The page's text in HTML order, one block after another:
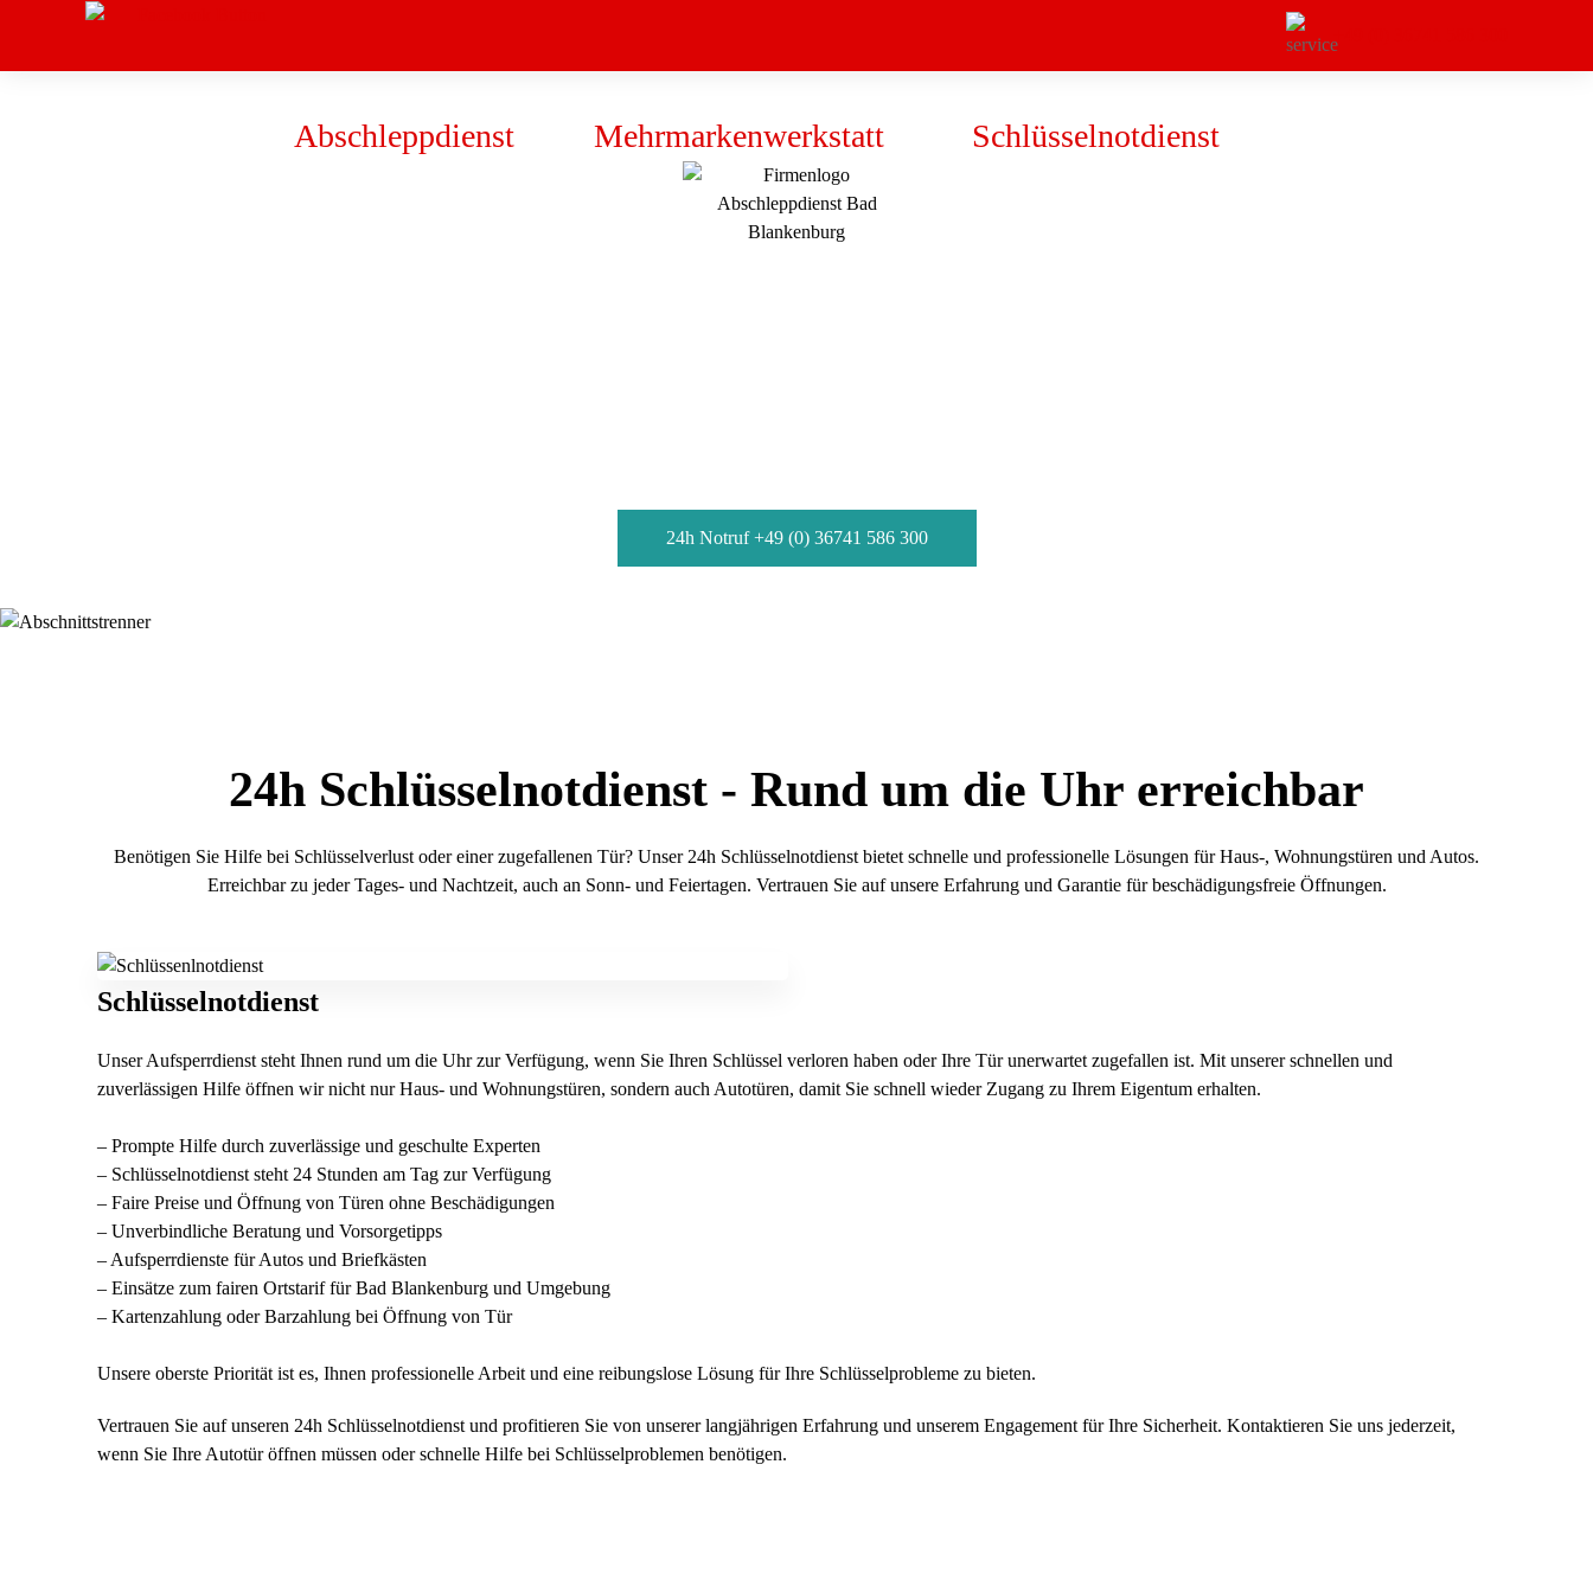
Abschleppdienst Mehrmarkenwerkstatt Schlüsselnotdienst
24h Notruf +49 (0) 36741 586 300
24h Schlüsselnotdienst - Rund um die Uhr erreichbar
Benötigen Sie Hilfe bei Schlüsselverlust oder einer zugefallenen Tür? Unser 24h Schlüsselnotdienst bietet schnelle und professionelle Lösungen für Haus-, Wohnungstüren und Autos.
Erreichbar zu jeder Tages- und Nachtzeit, auch an Sonn- und Feiertagen. Vertrauen Sie auf unsere Erfahrung und Garantie für beschädigungsfreie Öffnungen.
Schlüsselnotdienst
Unser Aufsperrdienst steht Ihnen rund um die Uhr zur Verfügung, wenn Sie Ihren Schlüssel verloren haben oder Ihre Tür unerwartet zugefallen ist. Mit unserer schnellen und
zuverlässigen Hilfe öffnen wir nicht nur Haus- und Wohnungstüren, sondern auch Autotüren, damit Sie schnell wieder Zugang zu Ihrem Eigentum erhalten.
– Prompte Hilfe durch zuverlässige und geschulte Experten
– Schlüsselnotdienst steht 24 Stunden am Tag zur Verfügung
– Faire Preise und Öffnung von Türen ohne Beschädigungen
– Unverbindliche Beratung und Vorsorgetipps
– Aufsperrdienste für Autos und Briefkästen
– Einsätze zum fairen Ortstarif für Bad Blankenburg und Umgebung
– Kartenzahlung oder Barzahlung bei Öffnung von Tür
Unsere oberste Priorität ist es, Ihnen professionelle Arbeit und eine reibungslose Lösung für Ihre Schlüsselprobleme zu bieten.
Vertrauen Sie auf unseren 24h Schlüsselnotdienst und profitieren Sie von unserer langjährigen Erfahrung und unserem Engagement für Ihre Sicherheit. Kontaktieren Sie uns jederzeit,
wenn Sie Ihre Autotür öffnen müssen oder schnelle Hilfe bei Schlüsselproblemen benötigen.